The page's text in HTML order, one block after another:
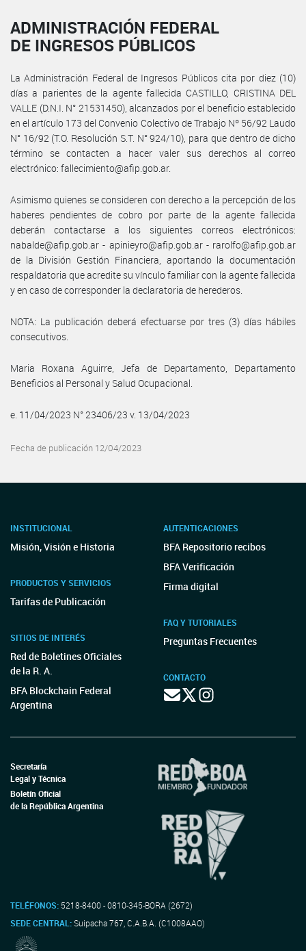
ADMINISTRACIÓN FEDERAL
DE INGRESOS PÚBLICOS
La Administración Federal de Ingresos Públicos cita por diez (10)
días a parientes de la agente fallecida CASTILLO, CRISTINA DEL
VALLE (D.N.I. N° 21531450), alcanzados por el beneficio establecido
en el artículo 173 del Convenio Colectivo de Trabajo Nº 56/92 Laudo
N° 16/92 (T.O. Resolución S.T. N° 924/10), para que dentro de dicho
término se contacten a hacer valer sus derechos al correo
electrónico: fallecimiento@afip.gob.ar.
Asimismo quienes se consideren con derecho a la percepción de los
haberes pendientes de cobro por parte de la agente fallecida
deberán contactarse a los siguientes correos electrónicos:
nabalde@afip.gob.ar - apinieyro@afip.gob.ar - rarolfo@afip.gob.ar
de la División Gestión Financiera, aportando la documentación
respaldatoria que acredite su vínculo familiar con la agente fallecida
y en caso de corresponder la declaratoria de herederos.
NOTA: La publicación deberá efectuarse por tres (3) días hábiles
consecutivos.
Maria Roxana Aguirre, Jefa de Departamento, Departamento
Beneficios al Personal y Salud Ocupacional.
e. 11/04/2023 N° 23406/23 v. 13/04/2023
Fecha de publicación 12/04/2023
INSTITUCIONAL
Misión, Visión e Historia
PRODUCTOS Y SERVICIOS
Tarifas de Publicación
SITIOS DE INTERÉS
Red de Boletines Oficiales
de la R. A.
BFA Blockchain Federal
Argentina
AUTENTICACIONES
BFA Repositorio recibos
BFA Verificación
Firma digital
FAQ Y TUTORIALES
Preguntas Frecuentes
CONTACTO
Secretaría
Legal y Técnica
Boletín Oficial
de la República Argentina
TELÉFONOS: 5218-8400 - 0810-345-BORA (2672)
SEDE CENTRAL:Suipacha 767, C.A.B.A. (C1008AAO)